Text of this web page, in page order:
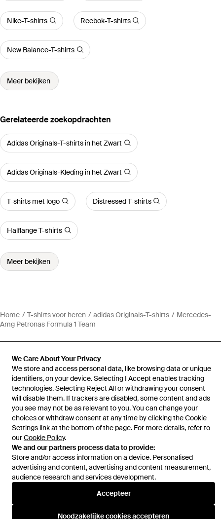
We Care About Your Privacy
We store and access personal data, like browsing data or unique
identifiers, on your device. Selecting I Accept enables tracking
technologies. Selecting Reject All or withdrawing your consent
will disable them. If trackers are disabled, some content and ads
you see may not be as relevant to you. You can change your
choices or withdraw consent at any time by clicking the Cookie
Settings link at the bottom of the page. For more details, refer to
ourCookie Policy.
We and our partners process data to provide:
Store and/or access information on a device. Personalised
advertising and content, advertising and content measurement,
audience research and services development.
Accepteer
Noodzakelijke cookies accepteren
Nike-T-shirts Reebok-T-shirts
New Balance-T-shirts
Meer bekijken
Gerelateerde zoekopdrachten
Adidas Originals-T-shirts in het Zwart
Adidas Originals-Kleding in het Zwart
T-shirts met logo Distressed T-shirts
Halflange T-shirts
Meer bekijken
Home T-shirts voor heren adidas Originals-T-shirts
Mercedes-
Amg Petronas Formula 1 Team
Hulp en informatie